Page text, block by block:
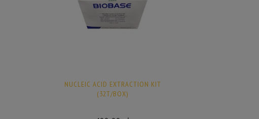
NUCLEIC ACID EXTRACTION KIT
(32T/BOX)